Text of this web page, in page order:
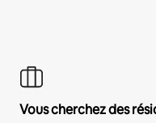
Vous cherchez des